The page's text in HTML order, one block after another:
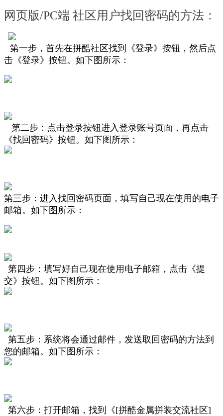
网页版/PC端 社区用户找回密码的方法：
第一步，首先在拼酷社区找到《登录》按钮，然后点
击《登录》按钮。如下图所示 ：
第二步：点击登录按钮进入登录账号页面，再点击
《找回密码》按钮。 如下图所示 ：
第三步：进入找回密码页面，填写自己现在使用的电子
邮箱。 如下图所示 ：
第四步：填写好自己现在使用电子邮箱，点击《提
交》按钮。 如下图所示 ：
第五步：系统将会通过邮件，发送取回密码的方法到
您的邮箱。 如下图所示 ：
第六步： 打开邮箱，找到《[拼酷金属拼装交流社区]